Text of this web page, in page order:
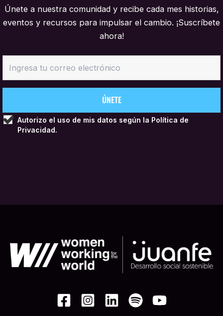
Únete a nuestra comunidad y recibe cada mes historias,
eventos y recursos para impulsar el cambio. ¡Suscríbete
ahora!
Autorizo el uso de mis datos según la Política de
Privacidad.